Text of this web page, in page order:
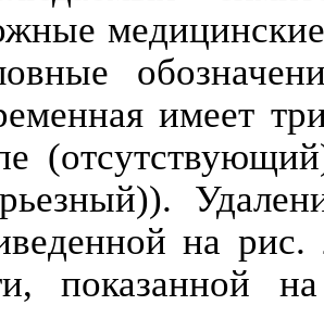
имеет
на рис.
показанной